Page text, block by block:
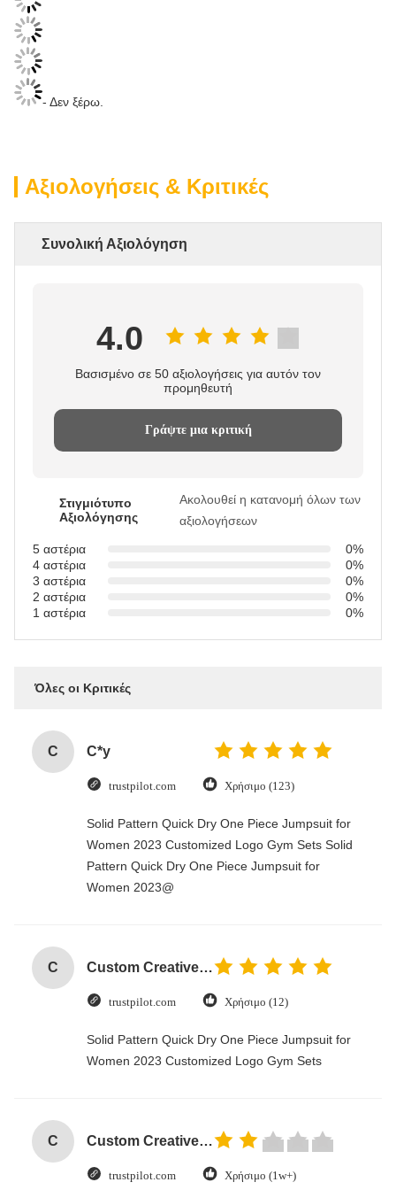
- Δεν ξέρω.
Αξιολογήσεις & Κριτικές
Συνολική Αξιολόγηση
4.0
Βασισμένο σε 50 αξιολογήσεις για αυτόν τον
προμηθευτή
Γράψτε μια κριτική
Στιγμιότυπο
Αξιολόγησης
Ακολουθεί η κατανομή όλων των
αξιολογήσεων
5 αστέρια
0%
4 αστέρια
0%
3 αστέρια
0%
2 αστέρια
0%
1 αστέρια
0%
Όλες οι Κριτικές
C C*y
trustpilot.com Χρήσιμο (123)
Solid Pattern Quick Dry One Piece Jumpsuit for
Women 2023 Customized Logo Gym Sets Solid
Pattern Quick Dry One Piece Jumpsuit for
Women 2023@
C Custom Creative Goodie Christmas Kraft Paper Gift Bag with Your Own Logo for Xmas Decorative Party
trustpilot.com Χρήσιμο (12)
Solid Pattern Quick Dry One Piece Jumpsuit for
Women 2023 Customized Logo Gym Sets
C Custom Creative Goodie Christmas Kraft Paper Gift Bag with Your Own Logo for Xmas Decorative Party
trustpilot.com Χρήσιμο (1w+)